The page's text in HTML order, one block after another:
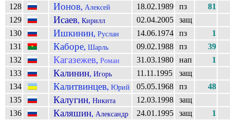
128
Ионов, Алексей 18.02.1989 пз 81
129
Исаев, Кирилл 02.04.2005
защ
130
Ишкинин, Руслан 14.06.1974 пз
1
131
Каборе, Шарль 09.02.1988 пз
39
132
Кагазежев, Роман 31.03.1980 нап
1
133
Калинин, Игорь 11.11.1995
защ
134
Калитвинцев, Юрий 05.05.1968 пз
48
135
Калугин, Никита 12.03.1998
защ
136
Каляшин, Александр 24.01.1995 защ
1